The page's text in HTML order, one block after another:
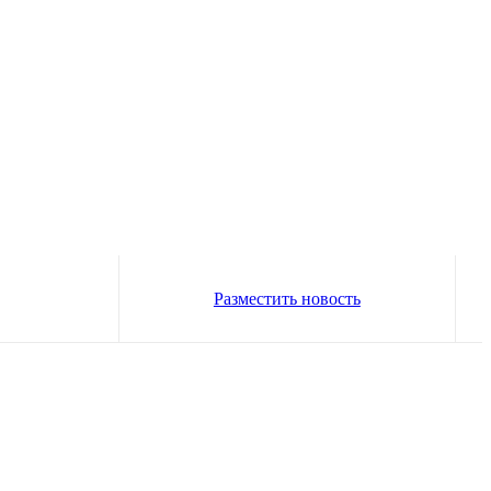
Разместить новость